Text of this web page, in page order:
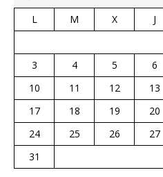
L M X J
3
4 5 6
10
11 12 13
17
18 19 20
24
25 26 27
31